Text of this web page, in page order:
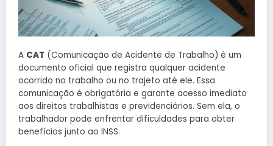
A CAT (Comunicação de Acidente de Trabalho) é um
documento oficial que registra qualquer acidente
ocorrido no trabalho ou no trajeto até ele. Essa
comunicação é obrigatória e garante acesso imediato
aos direitos trabalhistas e previdenciários. Sem ela, o
trabalhador pode enfrentar dificuldades para obter
benefícios junto ao INSS.